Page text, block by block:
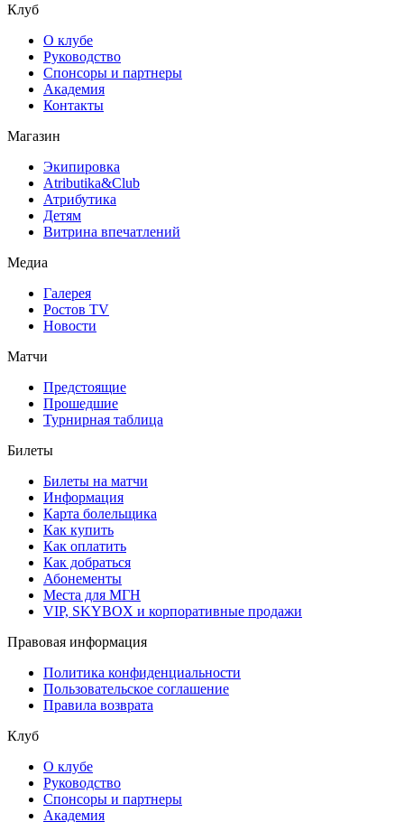
Клуб
О клубе
Руководство
Спонсоры и партнеры
Академия
Контакты
Магазин
Экипировка
Atributika&Club
Атрибутика
Детям
Витрина впечатлений
Медиа
Галерея
Ростов TV
Новости
Матчи
Предстоящие
Прошедшие
Турнирная таблица
Билеты
Билеты на матчи
Информация
Карта болельщика
Как купить
Как оплатить
Как добраться
Абонементы
Места для МГН
VIP, SKYBOX и корпоративные продажи
Правовая информация
Политика конфиденциальности
Пользовательское соглашение
Правила возврата
Клуб
О клубе
Руководство
Спонсоры и партнеры
Академия